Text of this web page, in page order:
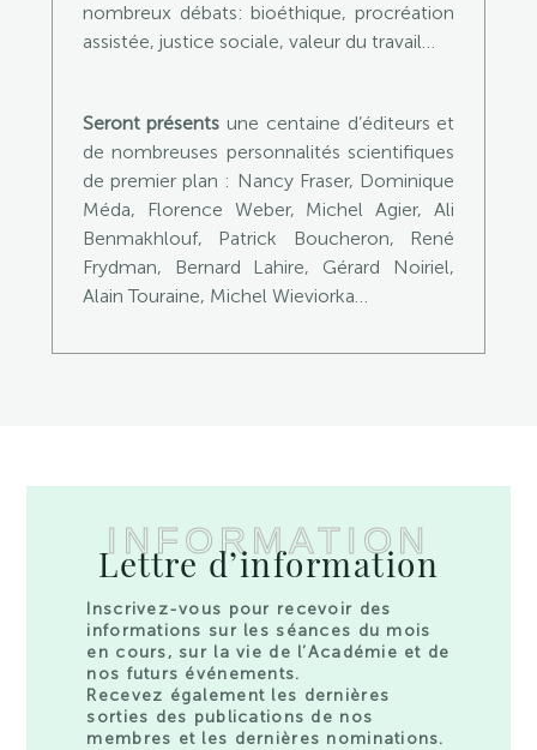
nombreux débats: bioéthique, procréation
assistée, justice sociale, valeur du travail…
Seront présents une centaine d’éditeurs et
de nombreuses personnalités scientifiques
de premier plan : Nancy Fraser, Dominique
Méda, Florence Weber, Michel Agier, Ali
Benmakhlouf, Patrick Boucheron, René
Frydman, Bernard Lahire, Gérard Noiriel,
Alain Touraine, Michel Wieviorka…
INFORMATION
Lettre d’information
Inscrivez-vous pour recevoir des
informations sur les séances du mois
en cours, sur la vie de l’Académie et de
nos futurs événements.
Recevez également les dernières
sorties des publications de nos
membres et les dernières nominations.